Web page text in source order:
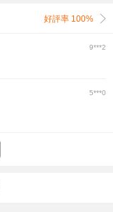
好評率 100%
9***2
5***0